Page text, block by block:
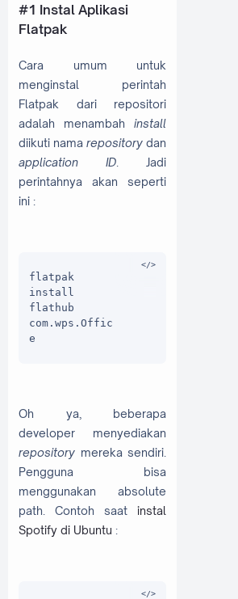
#1 Instal Aplikasi
Flatpak
Cara umum untuk
menginstal perintah
Flatpak dari repositori
adalah menambah install
diikuti nama repository dan
application ID . Jadi
perintahnya akan seperti
ini :
flatpak
install
flathub
com.wps.Offic
e
Oh ya, beberapa
developer menyediakan
repository mereka sendiri.
Pengguna bisa
menggunakan absolute
path. Contoh saat instal
Spotify di Ubuntu :